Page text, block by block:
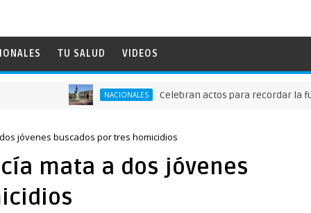
TU SALUD VIDEOS
NACIONALES Celebran actos para recordar la
jóvenes buscados por tres homicidios
mata a dos jóvenes